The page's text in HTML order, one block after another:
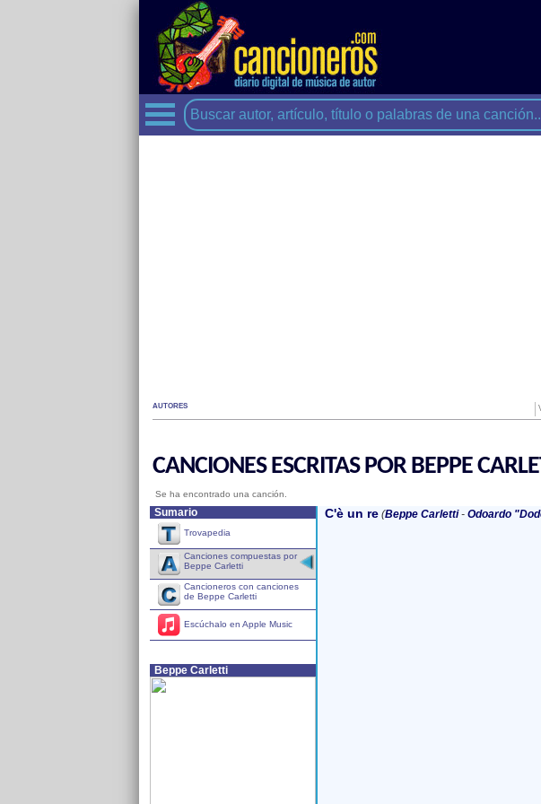
AUTORES
CANCIONES ESCRITAS POR BEPPE
Se ha encontrado una canción.
Sumario
Trovapedia
Canciones compuestas por
Beppe Carletti
Cancioneros con canciones
de Beppe Carletti
Escúchalo en Apple Music
Beppe Carletti
C'è un re (Beppe Carletti- Odoardo